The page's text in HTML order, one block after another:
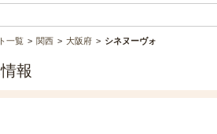
一覧 関西 大阪府 シネヌーヴォ
報